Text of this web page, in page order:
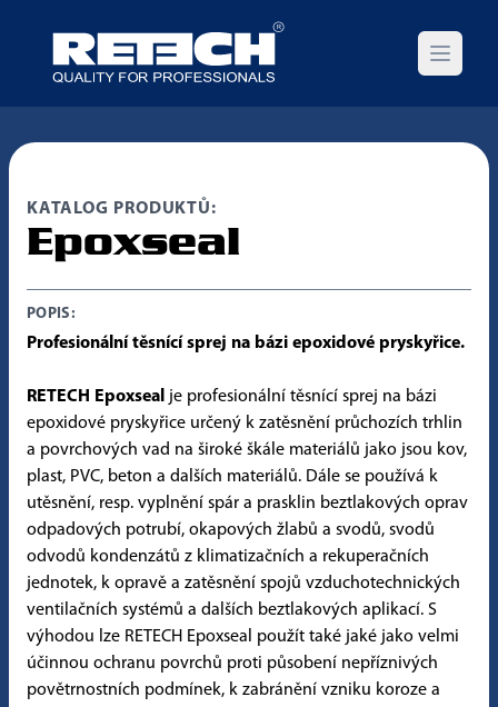
Open
KATALOG PRODUKTŮ:
Epoxseal
POPIS:
Profesionální těsnící sprej na bázi epoxidové pryskyřice.
RETECH Epoxseal je profesionální těsnící sprej na bázi
epoxidové pryskyřice určený k zatěsnění průchozích trhlin
a povrchových vad na široké škále materiálů jako jsou kov,
plast, PVC, beton a dalších materiálů. Dále se používá k
utěsnění, resp. vyplnění spár a prasklin beztlakových oprav
odpadových potrubí, okapových žlabů a svodů, svodů
odvodů kondenzátů z klimatizačních a rekuperačních
jednotek, k opravě a zatěsnění spojů vzduchotechnických
ventilačních systémů a dalších beztlakových aplikací. S
výhodou lze RETECH Epoxseal použít také jaké jako velmi
účinnou ochranu povrchů proti působení nepříznivých
povětrnostních podmínek, k zabránění vzniku koroze a